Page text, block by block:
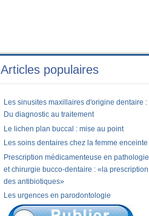
Articles populaires
Les sinusites maxillaires d'origine dentaire :
Du diagnostic au traitement
Le lichen plan buccal : mise au point
Les soins dentaires chez la femme enceinte
Prescription médicamenteuse en pathologie
et chirurgie bucco-dentaire : «la prescription
des antibiotiques»
Les urgences en parodontologie